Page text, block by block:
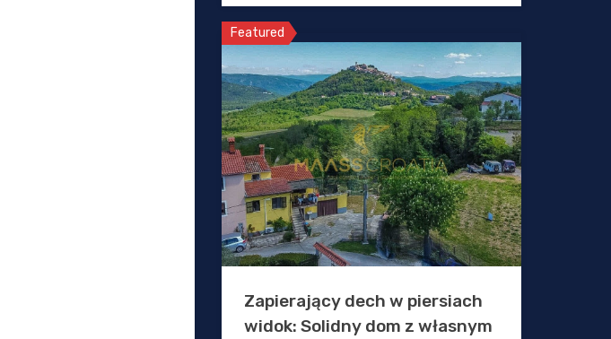
Featured
Zapierający dech w piersiach
widok: Solidny dom z własnym